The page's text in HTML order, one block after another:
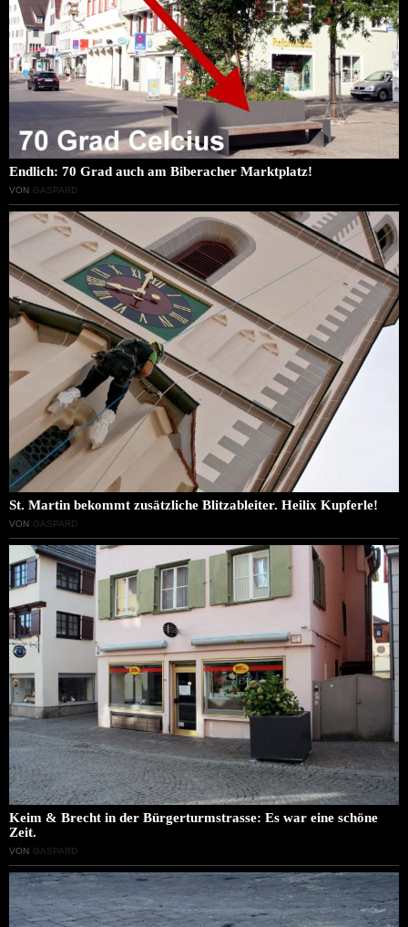
Endlich: 70 Grad auch am Biberacher Marktplatz!
VON GASPARD
St. Martin bekommt zusätzliche Blitzableiter. Heilix Kupferle!
VON GASPARD
Keim & Brecht in der Bürgerturmstrasse: Es war eine schöne
Zeit.
VON GASPARD